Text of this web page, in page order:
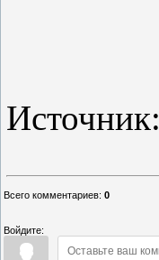
Источник:
Всего комментариев: 0
Войдите: